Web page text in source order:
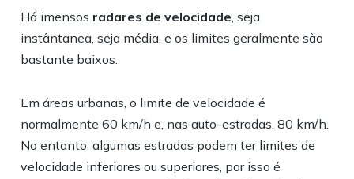
Há imensos radares de velocidade, seja
instântanea, seja média, e os limites geralmente são
bastante baixos.
Em áreas urbanas, o limite de velocidade é
normalmente 60 km/h e, nas auto-estradas, 80 km/h.
No entanto, algumas estradas podem ter limites de
velocidade inferiores ou superiores, por isso é